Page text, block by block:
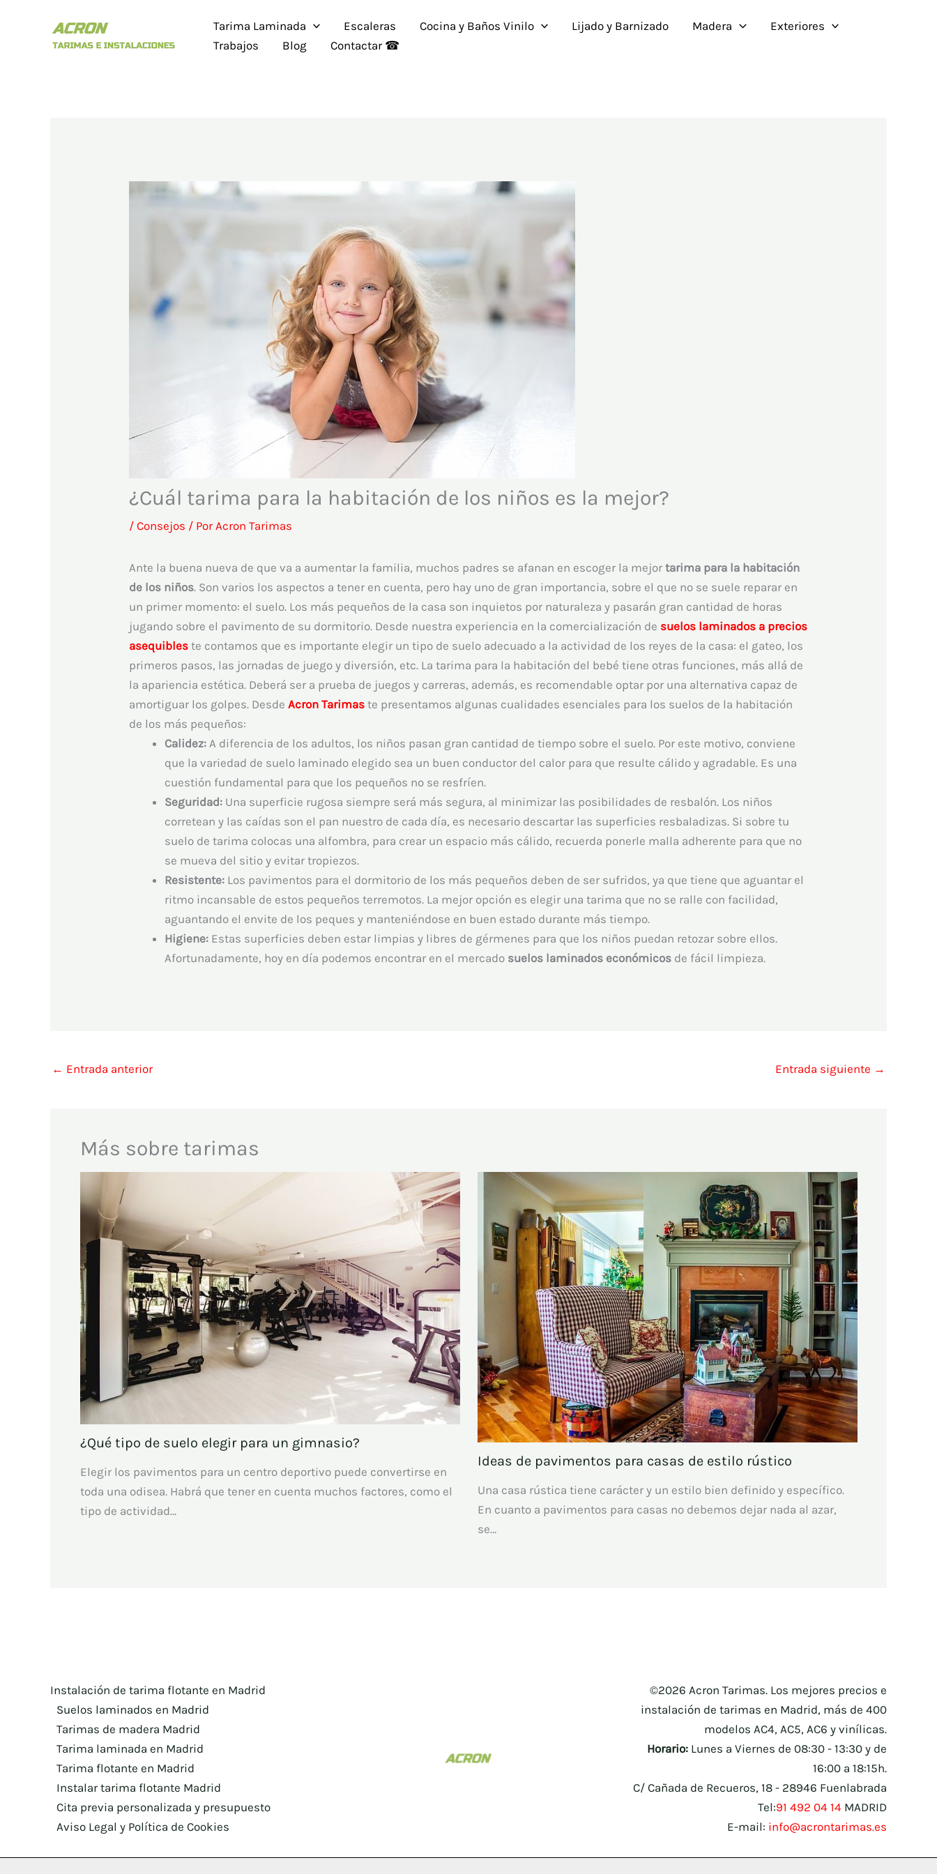
Tarima Laminada Escaleras Cocina y Baños Vinilo Lijado y Barnizado Madera
Exteriores
Trabajos
Blog Contactar ☎
¿Cuál tarima para la habitación de los niños es la mejor?
/Consejos / Por Acron Tarimas
Ante la buena nueva de que va a aumentar la familia, muchos padres se afanan en escoger la mejortarima para la habitación
de los niños. Son varios los aspectos a tener en cuenta, pero hay uno de gran importancia, sobre el que no se suele reparar en
un primer momento: el suelo. Los más pequeños de la casa son inquietos por naturaleza y pasarán gran cantidad de horas
jugando sobre el pavimento de su dormitorio. Desde nuestra experiencia en la comercialización de suelos laminados a precios
asequibles te contamos que es importante elegir un tipo de suelo adecuado a la actividad de los reyes de la casa: el gateo, los
primeros pasos, las jornadas de juego y diversión, etc. La tarima para la habitación del bebé tiene otras funciones, más allá de
la apariencia estética. Deberá ser a prueba de juegos y carreras, además, es recomendable optar por una alternativa capaz de
amortiguar los golpes. DesdeAcron Tarimas te presentamos algunas cualidades esenciales para los suelos de la habitación
de los más pequeños:
Calidez: A diferencia de los adultos, los niños pasan gran cantidad de tiempo sobre el suelo. Por este motivo, conviene
que la variedad de suelo laminado elegido sea un buen conductor del calor para que resulte cálido y agradable. Es una
cuestión fundamental para que los pequeños no se resfríen.
Seguridad: Una superficie rugosa siempre será más segura, al minimizar las posibilidades de resbalón. Los niños
corretean y las caídas son el pan nuestro de cada día, es necesario descartar las superficies resbaladizas. Si sobre tu
suelo de tarima colocas una alfombra, para crear un espacio más cálido, recuerda ponerle malla adherente para que no
se mueva del sitio y evitar tropiezos.
Resistente: Los pavimentos para el dormitorio de los más pequeños deben de ser sufridos, ya que tiene que aguantar el
ritmo incansable de estos pequeños terremotos. La mejor opción es elegir una tarima que no se ralle con facilidad,
aguantando el envite de los peques y manteniéndose en buen estado durante más tiempo.
Higiene: Estas superficies deben estar limpias y libres de gérmenes para que los niños puedan retozar sobre ellos.
Afortunadamente, hoy en día podemos encontrar en el mercado suelos laminados económicos de fácil limpieza.
← Entrada anterior Entrada siguiente →
Más sobre tarimas
¿Qué tipo de suelo elegir para un gimnasio?
Elegir los pavimentos para un centro deportivo puede convertirse en
toda una odisea. Habrá que tener en cuenta muchos factores, como el
tipo de actividad…
Ideas de pavimentos para casas de estilo rústico
Una casa rústica tiene carácter y un estilo bien definido y específico.
En cuanto a pavimentos para casas no debemos dejar nada al azar,
se…
Instalación de tarima flotante en Madrid
Suelos laminados en Madrid
Tarimas de madera Madrid
Tarima laminada en Madrid
Tarima flotante en Madrid
Instalar tarima flotante Madrid
Cita previa personalizada y presupuesto
Aviso Legal y Política de Cookies
©2026 Acron Tarimas. Los mejores precios e
instalación de tarimas en Madrid, más de 400
modelos AC4, AC5, AC6 y vinílicas.
Horario:Lunes a Viernes de 08:30 - 13:30 y de
16:00 a 18:15h.
C/ Cañada de Recueros, 18 - 28946 Fuenlabrada
Tel:91 492 04 14 MADRID
E-mail: info@acrontarimas.es